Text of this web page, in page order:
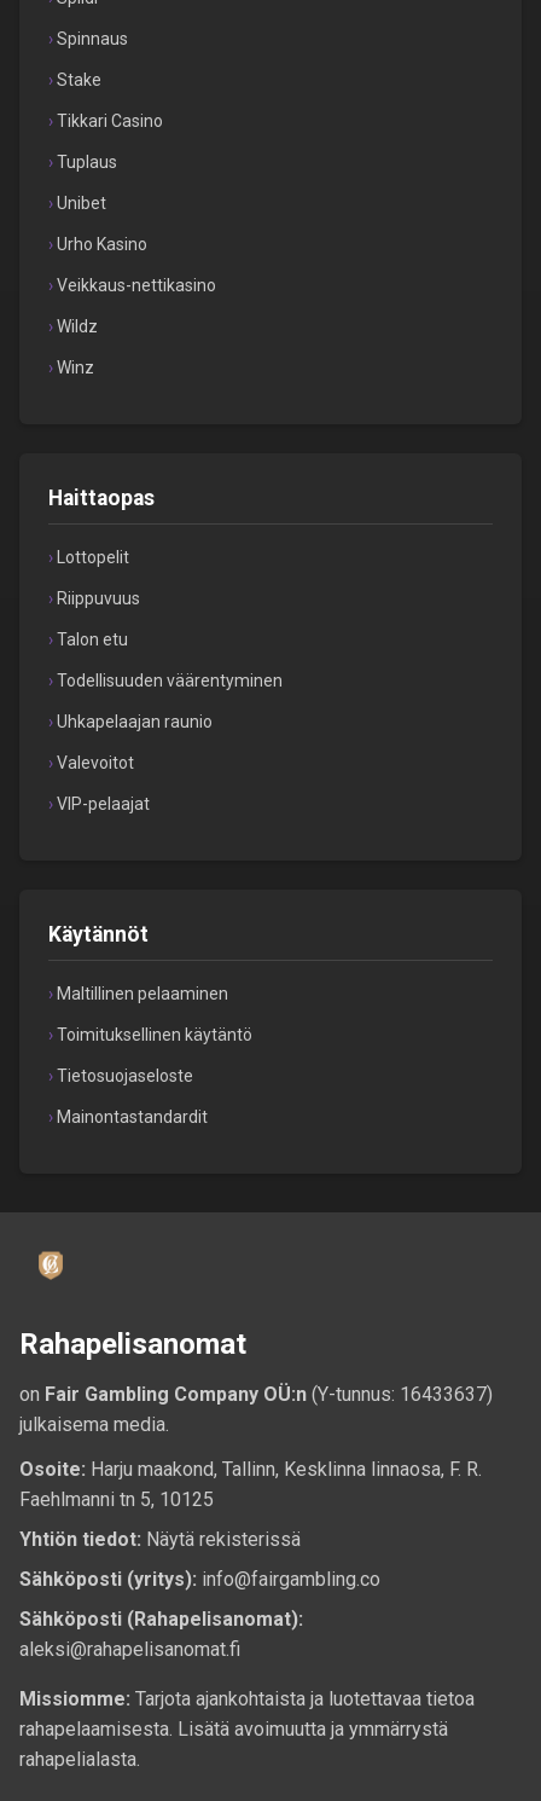
Spinnaus
Stake
Tikkari Casino
Tuplaus
Unibet
Urho Kasino
Veikkaus-nettikasino
Wildz
Winz
Haittaopas
Lottopelit
Riippuvuus
Talon etu
Todellisuuden väärentyminen
Uhkapelaajan raunio
Valevoitot
VIP-pelaajat
Käytännöt
Maltillinen pelaaminen
Toimituksellinen käytäntö
Tietosuojaseloste
Mainontastandardit
Rahapelisanomat
on Fair Gambling Company OÜ:n (Y-tunnus: 16433637)
julkaisema media.
Osoite: Harju maakond, Tallinn, Kesklinna linnaosa, F. R.
Faehlmanni tn 5, 10125
Yhtiön tiedot: Näytä rekisterissä
Sähköposti (yritys): info@fairgambling.co
Sähköposti (Rahapelisanomat):
aleksi@rahapelisanomat.fi
Missiomme: Tarjota ajankohtaista ja luotettavaa tietoa
rahapelaamisesta. Lisätä avoimuutta ja ymmärrystä
rahapelialasta.